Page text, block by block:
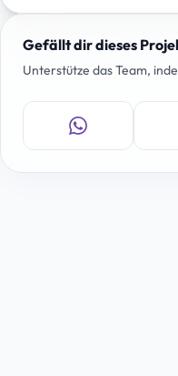
Gefällt dir dieses
Unterstütze das Team,